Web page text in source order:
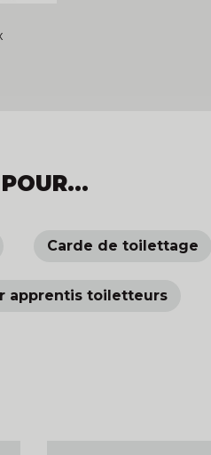
Carde de toilettage
apprentis toiletteurs